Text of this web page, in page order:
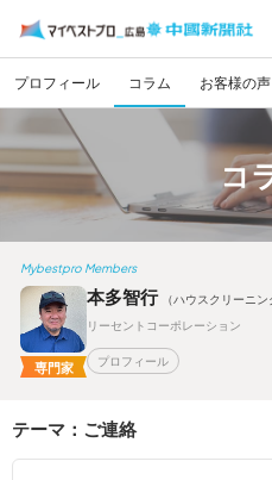
プロフィール コラム お客様の声
コ
Mybestpro Members
専門家
本多智行
（ハウスクリーニン
リーセントコーポレーション
プロフィール
テーマ：ご連絡